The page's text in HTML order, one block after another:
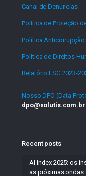
Canal de Denúncias
Política de Proteção
Política Anticorrupção
Política de Direitos
Relatório ESG 2023-
Nosso DPO (Data
dpo@solutis.com.br
Recent posts
AI Index 2025: os
as próximas ondas